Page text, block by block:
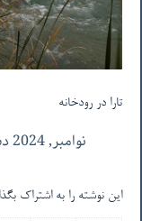
تارا در رودخانه
نوامبر, 2024 دسته ها
این نوشته را به اشتراک